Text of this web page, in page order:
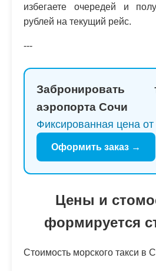
избегаете очередей и
рублей на текущий рейс.
---
аэропорта Сочи
Фиксированная цена
Оформить заказ →
Цены и
формируется
Стоимость морского такси в